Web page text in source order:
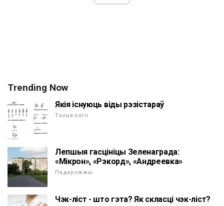
Trending Now
Якія існуюць віды рэзістараў
Тэхналогіі
Лепшыя гасцініцы Зеленаграда:
«Мікрон», «Рэкорд», «Андреевка»
Падарожжы
Чэк-ліст - што гэта? Як скласці чэк-ліст?